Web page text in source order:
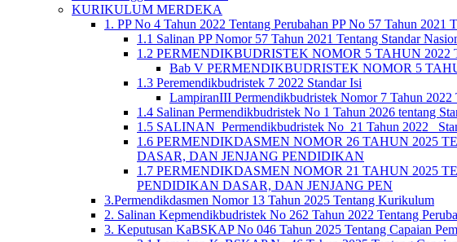
KURIKULUM MERDEKA
1. PP No 4 Tahun 2022 Tentang Perubahan PP No 57 Tahun 2021
1.1 Salinan PP Nomor 57 Tahun 2021 Tentang Standar
1.2 PERMENDIKBUDRISTEK NOMOR 5 TAHUN 2022
Bab V PERMENDIKBUDRISTEK NOMOR 5
1.3 Peremendikbudristek 7 2022 Standar Isi
LampiranIII Permendikbudristek Nomor 7 Tahun
1.4 Salinan Permendikbudristek No 1 Tahun 2026 tentang
1.5 SALINAN_Permendikbudristek No_21 Tahun 2022_
1.6 PERMENDIKDASMEN NOMOR 26 TAHUN 2025
DASAR, DAN JENJANG PENDIDIKAN
1.7 PERMENDIKDASMEN NOMOR 21 TAHUN 2025
PENDIDIKAN DASAR, DAN JENJANG PEN
3.Permendikdasmen Nomor 13 Tahun 2025 Tentang Kurikulum
2. Salinan Kepmendikbudristek No 262 Tahun 2022 Tentang
3. Keputusan KaBSKAP No 046 Tahun 2025 Tentang Capaian